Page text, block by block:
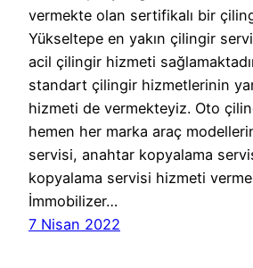
vermekte olan sertifikalı bir
Yükseltepe en yakın çilingir
acil çilingir hizmeti
standart çilingir hizmetlerinin
hizmeti de vermekteyiz. Oto
hemen her marka araç
servisi, anahtar kopyalama
kopyalama servisi hizmeti
İmmobilizer…
7 Nisan 2022